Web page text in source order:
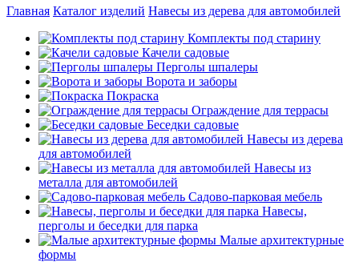
Главная Каталог изделий Навесы из дерева для автомобилей
Комплекты под старину
Качели садовые
Перголы шпалеры
Ворота и заборы
Покраска
Ограждение для террасы
Беседки садовые
Навесы из дерева
для автомобилей
Навесы из
металла для автомобилей
Садово-парковая мебель
Навесы,
перголы и беседки для парка
Малые архитектурные
формы